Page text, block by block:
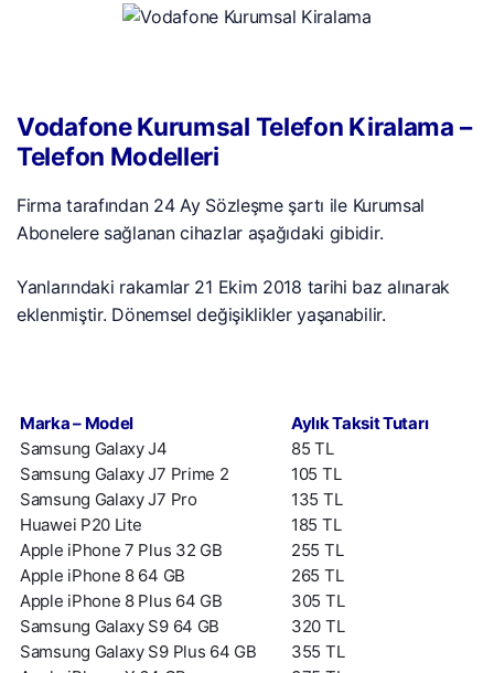
Vodafone Kurumsal Telefon Kiralama –
Telefon Modelleri
Firma tarafından 24 Ay Sözleşme şartı ile Kurumsal
Abonelere sağlanan cihazlar aşağıdaki gibidir.
Yanlarındaki rakamlar 21 Ekim 2018 tarihi baz alınarak
eklenmiştir. Dönemsel değişiklikler yaşanabilir.
Marka – Model
Aylık Taksit Tutarı
Samsung Galaxy J4
85 TL
Samsung Galaxy J7 Prime 2
105 TL
Samsung Galaxy J7 Pro
135 TL
Huawei P20 Lite
185 TL
Apple iPhone 7 Plus 32 GB
255 TL
Apple iPhone 8 64 GB
265 TL
Apple iPhone 8 Plus 64 GB
305 TL
Samsung Galaxy S9 64 GB
320 TL
Samsung Galaxy S9 Plus 64 GB
355 TL